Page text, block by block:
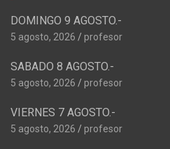
DOMINGO 9 AGOSTO.-
5 agosto, 2026 profesor
SABADO 8 AGOSTO.-
5 agosto, 2026 profesor
VIERNES 7 AGOSTO.-
5 agosto, 2026 profesor